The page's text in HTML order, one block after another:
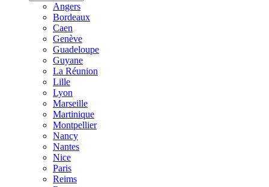
Angers
Bordeaux
Caen
Genève
Guadeloupe
Guyane
La Réunion
Lille
Lyon
Marseille
Martinique
Montpellier
Nancy
Nantes
Nice
Paris
Reims